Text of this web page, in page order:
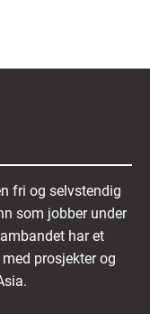
fri og selvstendig
som jobber under
har et
prosjekter og